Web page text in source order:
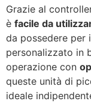
Grazie al
è facile da
da possedere per
personalizzato in
operazione con
queste unità di
ideale